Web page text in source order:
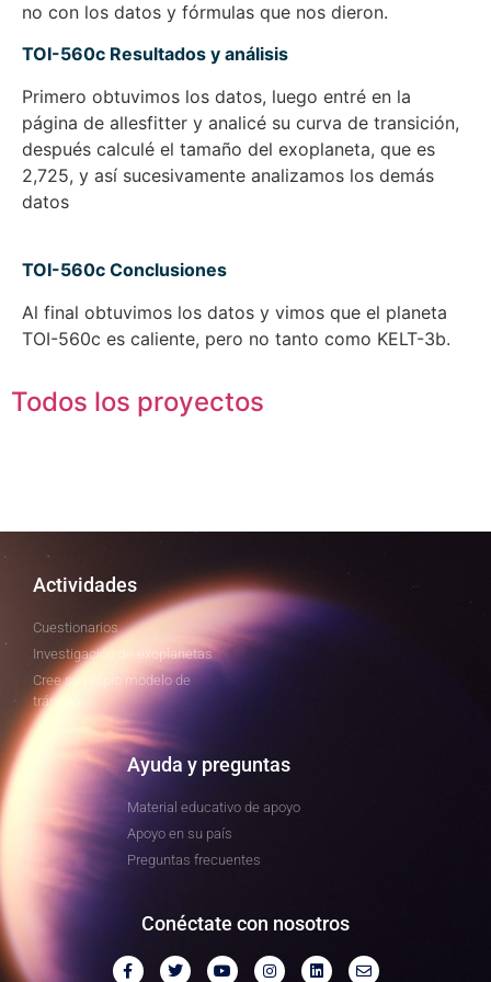
no con los datos y fórmulas que nos dieron.
TOI-560c Resultados y análisis
Primero obtuvimos los datos, luego entré en la
página de allesfitter y analicé su curva de transición,
después calculé el tamaño del exoplaneta, que es
2,725, y así sucesivamente analizamos los demás
datos
TOI-560c Conclusiones
Al final obtuvimos los datos y vimos que el planeta
TOI-560c es caliente, pero no tanto como KELT-3b.
Todos los proyectos
Actividades
Cuestionarios
Investigación de exoplanetas
Cree su propio modelo de
tránsito
Ayuda y preguntas
Material educativo de apoyo
Apoyo en su país
Preguntas frecuentes
Conéctate con nosotros